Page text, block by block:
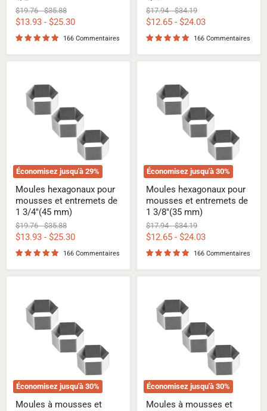
Prix
d'origine
$19.76-Prix
d'origine
$35.88
$13.93 - $25.30
166 Commentaires
Prix
d'origine
$17.94-Prix
d'origine
$34.19
$12.65 - $24.03
166 Commentaires
Économisez jusqu'à 29%
pour
mousses
mm)
Moules hexagonaux pour
mousses et entremets de
1 3/4"(45 mm)
Prix
d'origine
$19.76-Prix
d'origine
$35.88
$13.93 - $25.30
166 Commentaires
Économisez jusqu'à 30%
pour
mousses
mm)
Moules hexagonaux pour
mousses et entremets de
1 3/8"(35 mm)
Prix
d'origine
$17.94-Prix
d'origine
$34.19
$12.65 - $24.03
166 Commentaires
Économisez jusqu'à 30%
mousses
entremets
hexagonaux
Moules à mousses et
Économisez jusqu'à 30%
mousses
entremets
hexagonaux
Moules à mousses et